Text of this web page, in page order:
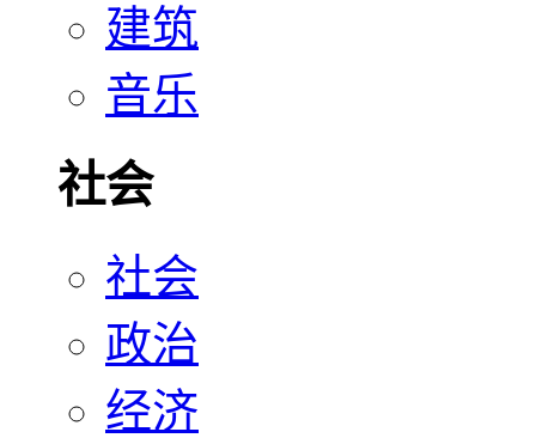
建筑
音乐
社会
社会
政治
经济